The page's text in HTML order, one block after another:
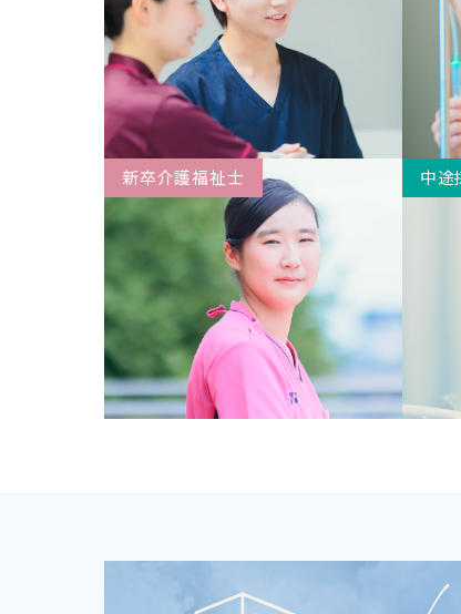
新卒介護福祉士 中途